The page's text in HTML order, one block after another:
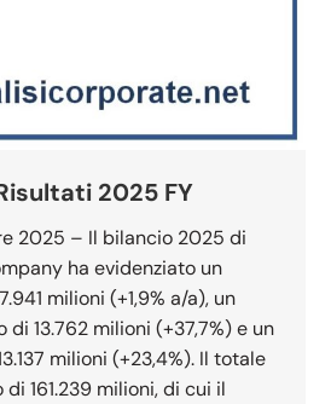
2025 FY
2025 – Il bilancio 2025 di
ha evidenziato un
milioni (+1,9% a/a), un
13.762 milioni (+37,7%) e un
milioni (+23,4%). Il totale
161.239 milioni, di cui il